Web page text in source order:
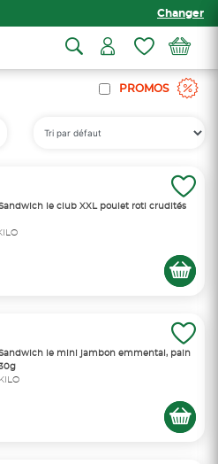
Changer
PROMOS
le club XXL poulet roti crudités
le mini jambon emmental, pain